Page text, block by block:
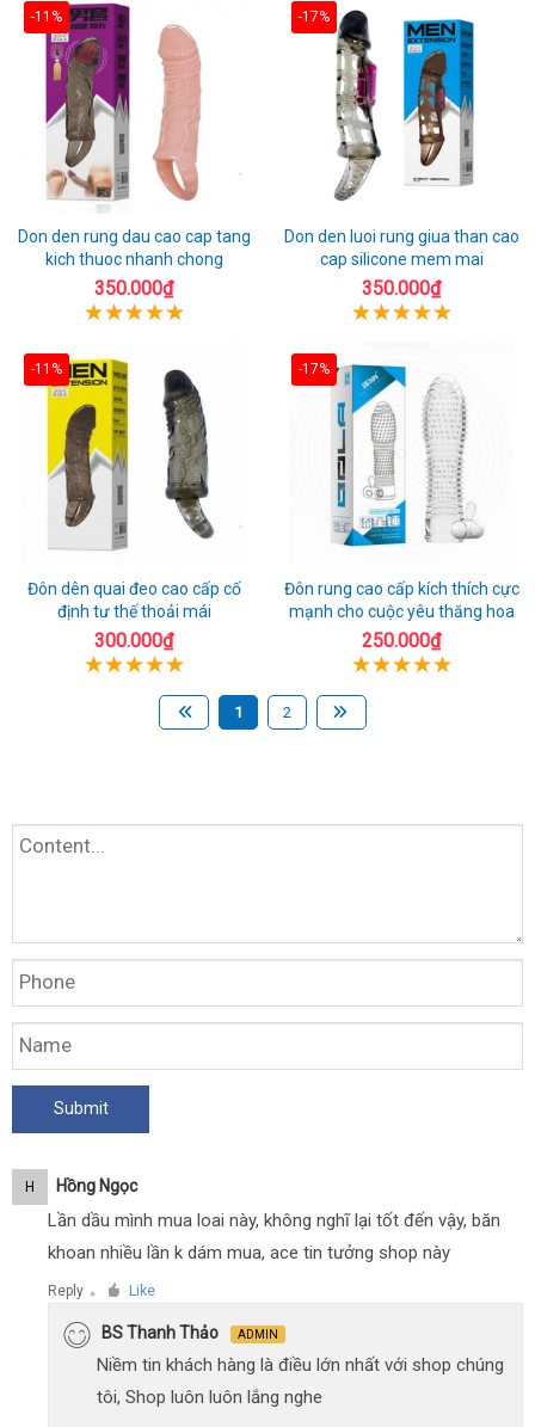
-11%
Don den rung dau cao cap tang
kich thuoc nhanh chong
350.000₫
-17%
Don den luoi rung giua than cao
cap silicone mem mai
350.000₫
-11%
Đôn dên quai đeo cao cấp cố
định tư thế thoải mái
300.000₫
-17%
Đôn rung cao cấp kích thích cực
mạnh cho cuộc yêu thăng hoa
250.000₫
1 2
H Hồng Ngọc
Lần dầu mình mua loai này, không nghĩ lại tốt đến vậy, băn
khoan nhiều lần k dám mua, ace tin tưởng shop này
Reply ● Like
BS Thanh Thảo ADMIN
Niềm tin khách hàng là điều lớn nhất với shop chúng
tôi, Shop luôn luôn lắng nghe